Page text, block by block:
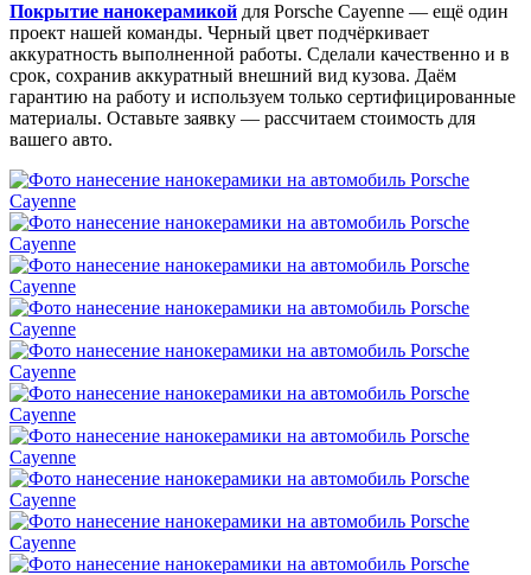
Покрытие нанокерамикой для Porsche Cayenne — ещё один
проект нашей команды. Черный цвет подчёркивает
аккуратность выполненной работы. Сделали качественно и в
срок, сохранив аккуратный внешний вид кузова. Даём
гарантию на работу и используем только сертифицированные
материалы. Оставьте заявку — рассчитаем стоимость для
вашего авто.